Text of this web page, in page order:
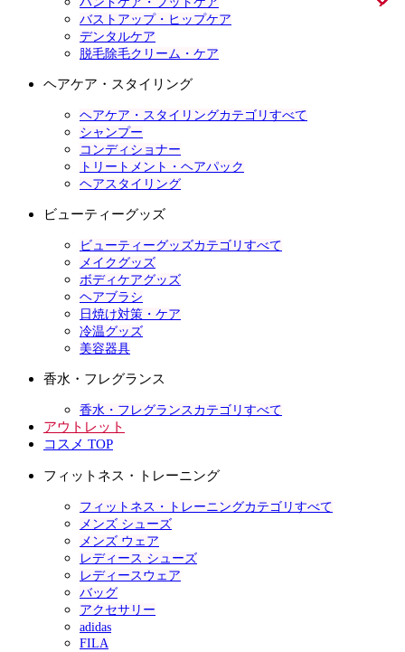
バストアップ・ヒップケア
デンタルケア
脱毛除毛クリーム・ケア
ヘアケア・スタイリング
ヘアケア・スタイリングカテゴリすべて
シャンプー
コンディショナー
トリートメント・ヘアパック
ヘアスタイリング
ビューティーグッズ
ビューティーグッズカテゴリすべて
メイクグッズ
ボディケアグッズ
ヘアブラシ
日焼け対策・ケア
冷温グッズ
美容器具
香水・フレグランス
香水・フレグランスカテゴリすべて
アウトレット
コスメ TOP
フィットネス・トレーニング
フィットネス・トレーニングカテゴリすべて
メンズ シューズ
メンズ ウェア
レディース シューズ
レディースウェア
バッグ
アクセサリー
adidas
FILA